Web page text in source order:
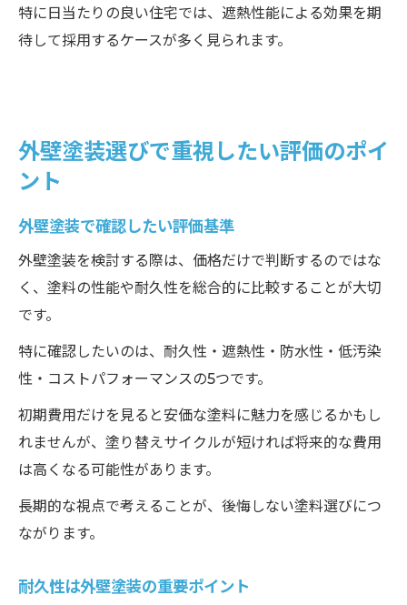
特に日当たりの良い住宅では、遮熱性能による効果を期
待して採用するケースが多く見られます。
外壁塗装選びで重視したい評価のポイ
ント
外壁塗装で確認したい評価基準
外壁塗装を検討する際は、価格だけで判断するのではな
く、塗料の性能や耐久性を総合的に比較することが大切
です。
特に確認したいのは、耐久性・遮熱性・防水性・低汚染
性・コストパフォーマンスの5つです。
初期費用だけを見ると安価な塗料に魅力を感じるかもし
れませんが、塗り替えサイクルが短ければ将来的な費用
は高くなる可能性があります。
長期的な視点で考えることが、後悔しない塗料選びにつ
ながります。
耐久性は外壁塗装の重要ポイント